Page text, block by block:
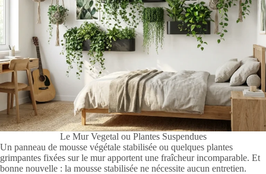
Le Mur Vegetal ou Plantes Suspendues
Un panneau de mousse végétale stabilisée ou quelques plantes
grimpantes fixées sur le mur apportent une fraîcheur incomparable. Et
bonne nouvelle : la mousse stabilisée ne nécessite aucun entretien.